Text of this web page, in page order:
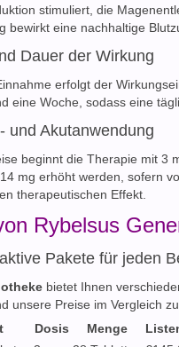
stimuliert, die
bewirkt eine nachhaltige
Dauer der Wirkung
erfolgt der
eine Woche, sodass eine
und Akutanwendung
beginnt die Therapie mit 3
mg erhöht werden, sofern
therapeutischen Effekt.
Rybelsus
Pakete für jeden
bietet Ihnen
unsere Preise im Vergleich
Dosis Menge